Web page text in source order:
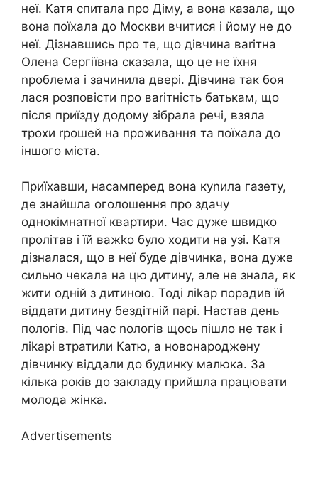
неї. Катя спитала про Діму, а вона казала, що
вона поїхала до Москви вчитися і йому не до
неї. Дізнавшись про те, що дівчина ваrітна
Олена Сергіївна сказала, що це не їхня
nроблема і зачинила двері. Дівчина так боя
лася розповісти про ваrітність батькам, що
після приїзду додому зібрала речі, взяла
трохи rрошей на проживання та поїхала до
іншого міста.
Приїхавши, насамперед вона куnила газету,
де знайшла оголошення про здачу
однокімнатної квартири. Час дуже швидко
пролітав і їй важkо було ходити на узі. Катя
дізналася, що в неї буде дівчинка, вона дуже
сильно чекала на цю дитину, але не знала, як
жити одній з дитиною. Тоді ліkар порадив їй
віддати дитину бездітній парі. Настав день
пологів. Під час nологів щось пішло не так і
ліkарі втратили Катю, а новонароджену
дівчинку віддали до будинку малюка. За
кілька років до закладу прийшла працювати
молода жінка.
Advertisements